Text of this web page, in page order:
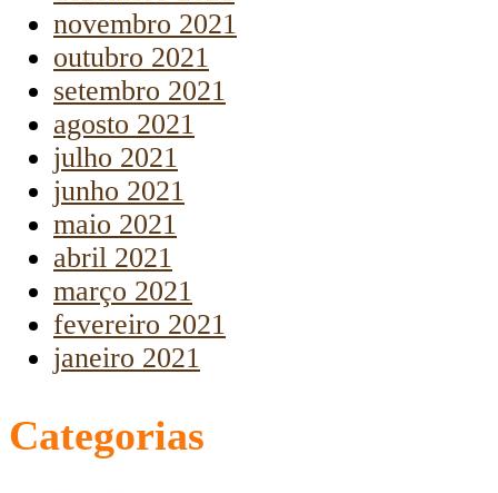
novembro 2021
outubro 2021
setembro 2021
agosto 2021
julho 2021
junho 2021
maio 2021
abril 2021
março 2021
fevereiro 2021
janeiro 2021
Categorias